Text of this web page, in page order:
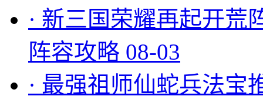
· 新三国荣耀再起开荒
阵容攻略 08-03
· 最强祖师仙蛇兵法宝